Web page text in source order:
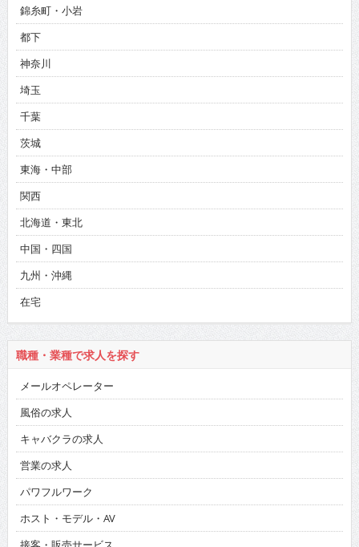
錦糸町・小岩
都下
神奈川
埼玉
千葉
茨城
東海・中部
関西
北海道・東北
中国・四国
九州・沖縄
在宅
職種・業種で求人を探す
メールオペレーター
風俗の求人
キャバクラの求人
営業の求人
パワフルワーク
ホスト・モデル・AV